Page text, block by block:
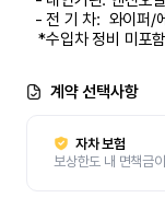
*수입차 정비 미
계약 선택사항
자차 보험
보상한도 내 면책금